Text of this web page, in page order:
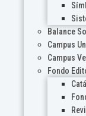
Balance
Campus
Campus
Fondo